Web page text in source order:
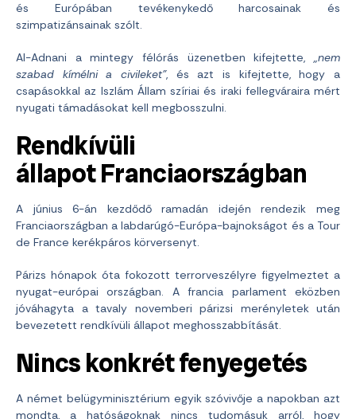
és Európában tevékenykedő harcosainak és
szimpatizánsainak szólt.
Al-Adnani a mintegy félórás üzenetben kifejtette, „nem
szabad kímélni a civileket”, és azt is kifejtette, hogy a
csapásokkal az Iszlám Állam szíriai és iraki fellegváraira mért
nyugati támadásokat kell megbosszulni.
Rendkívüli
állapot Franciaországban
A június 6-án kezdődő ramadán idején rendezik meg
Franciaországban a labdarúgó-Európa-bajnokságot és a Tour
de France kerékpáros körversenyt.
Párizs hónapok óta fokozott terrorveszélyre figyelmeztet a
nyugat-európai országban. A francia parlament eközben
jóváhagyta a tavaly novemberi párizsi merényletek után
bevezetett rendkívüli állapot meghosszabbítását.
Nincs konkrét fenyegetés
A német belügyminisztérium egyik szóvivője a napokban azt
mondta, a hatóságoknak nincs tudomásuk arról, hogy